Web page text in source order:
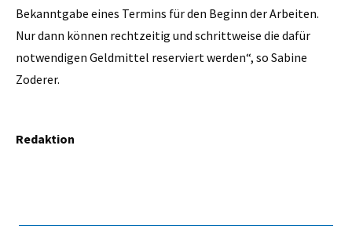
Bekanntgabe eines Termins für den Beginn der Arbeiten.
Nur dann können rechtzeitig und schrittweise die dafür
notwendigen Geldmittel reserviert werden“, so Sabine
Zoderer.
Redaktion